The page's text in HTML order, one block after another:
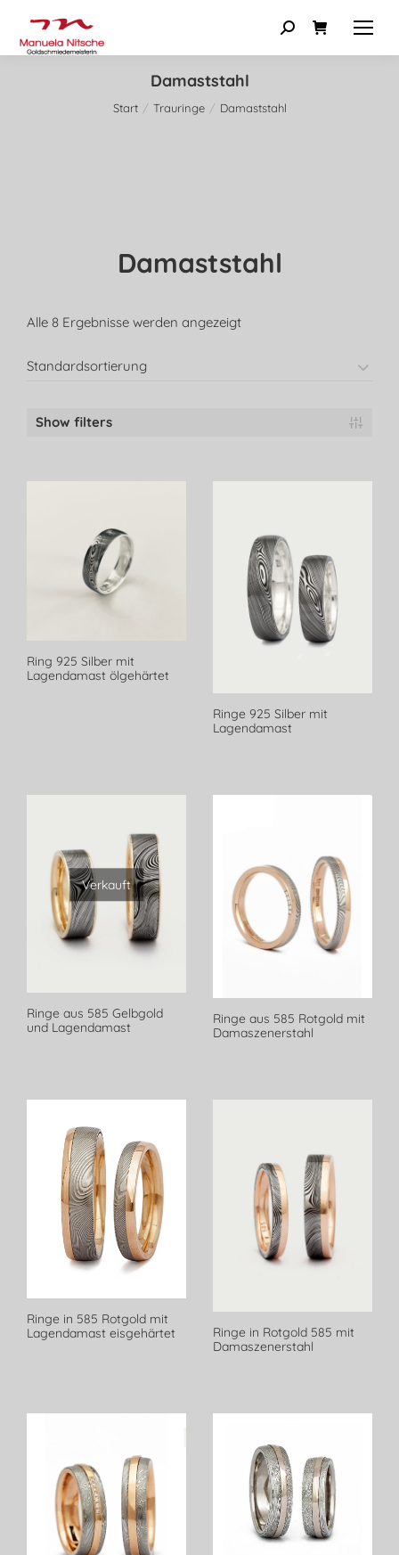
Damaststahl
Sie befinden sich hier:
Start Trauringe Damaststahl
Damaststahl
Alle 8 Ergebnisse werden angezeigt
Show filters
Ring 925 Silber mit
Lagendamast ölgehärtet
Ringe 925 Silber mit
Lagendamast
Verkauft
Ringe aus 585 Gelbgold
und Lagendamast
Ringe aus 585 Rotgold mit
Damaszenerstahl
Ringe in 585 Rotgold mit
Lagendamast eisgehärtet
Ringe in Rotgold 585 mit
Damaszenerstahl